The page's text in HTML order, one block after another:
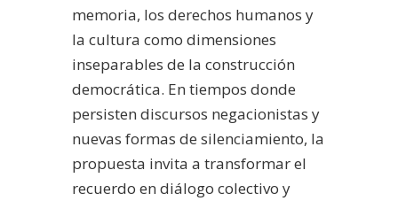
memoria, los derechos humanos y
la cultura como dimensiones
inseparables de la construcción
democrática. En tiempos donde
persisten discursos negacionistas y
nuevas formas de silenciamiento, la
propuesta invita a transformar el
recuerdo en diálogo colectivo y